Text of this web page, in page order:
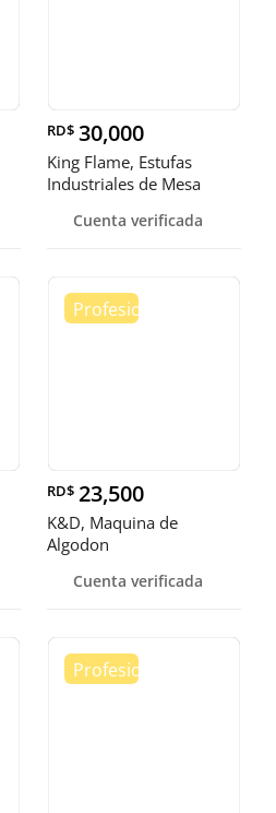
RD$ 30,000
King Flame, Estufas
Industriales de Mesa
Cuenta verificada
RD$ 23,500
K&D, Maquina de
Algodon
Cuenta verificada